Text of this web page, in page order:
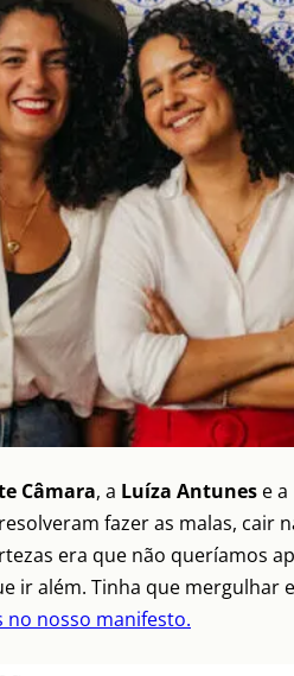
Câmara, a Luíza Antunes e a
fazer as malas, cair
era que não queríamos
ir além. Tinha que mergulhar
no nosso manifesto.